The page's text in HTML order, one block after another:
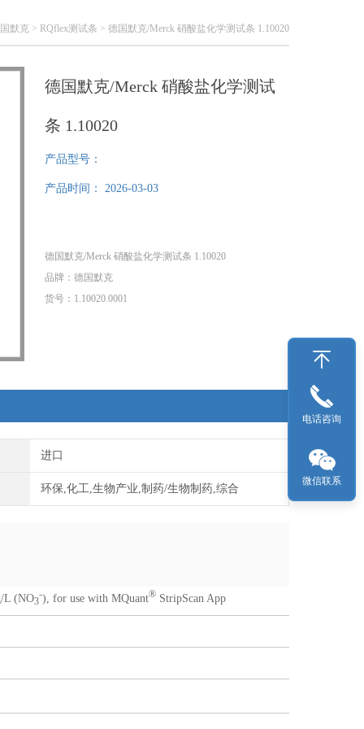
默克 > RQflex测试条 > 德国默克/Merck 硝酸盐化学测试条 1.10020
德国默克/Merck 硝酸盐化学测试
条 1.10020
产品型号：
产品时间： 2026-03-03
德国默克/Merck 硝酸盐化学测试条 1.10020
品牌：德国默克
货号：1.10020.0001
进口
环保,化工,生物产业,制药/生物制药,综合
L (NO3
-), for use with MQuant®StripScan App
电话咨询
微信联系